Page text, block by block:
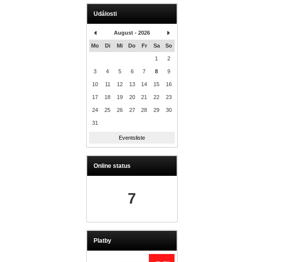
Události
August - 2026
Mo Di Mi Do Fr Sa So
1 2
3 4 5 6 7 8 9
10 11 12 13 14 15 16
17 18 19 20 21 22 23
24 25 26 27 28 29 30
31
Eventsliste
Online status
7
Platby